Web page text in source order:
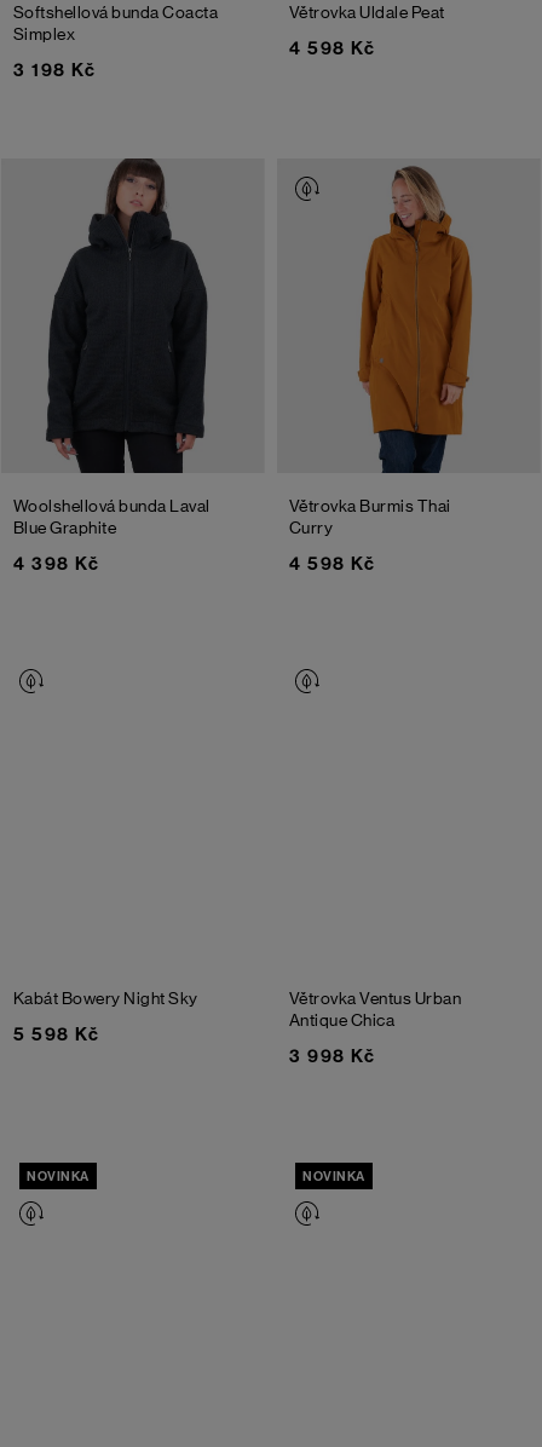
Softshellová bunda Coacta
Simplex
3 198 Kč
Větrovka Uldale Peat
4 598 Kč
Woolshellová bunda Laval
Blue Graphite
4 398 Kč
Větrovka BurmisThai
Curry
4 598 Kč
Kabát Bowery Night Sky
5 598 Kč
Větrovka Ventus Urban
Antique Chica
3 998 Kč
NOVINKA NOVINKA